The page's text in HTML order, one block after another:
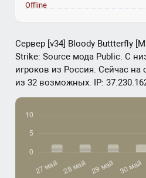
Сервер [v34] Bloody Buttterfly
Strike: Source мода Public. С
игроков из Россия. Сейчас на
из 32 возможных. IP:
Offline